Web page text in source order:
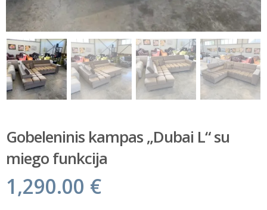
Gobeleninis kampas „Dubai L“ su
miego funkcija
1,290.00 €